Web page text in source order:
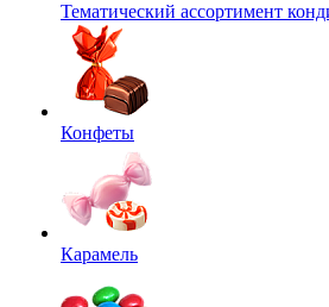
Тематический ассортимент
Конфеты
Карамель